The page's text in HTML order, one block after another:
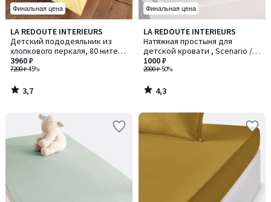
Финальная цена
LA REDOUTE INTERIEURS
Детский пододеяльник из
хлопкового перкаля, 80 нитей/
см², Scénario / Сценарио
7200 ₽-45%
3960 ₽
3,7
/ 5
3,7
/
Финальная цена
LA REDOUTE INTERIEURS
Натяжная простыня для
детской кровати , Scenario /
Сценарио
2000 ₽-50%
1000 ₽
4,3
/ 5
4,3
/